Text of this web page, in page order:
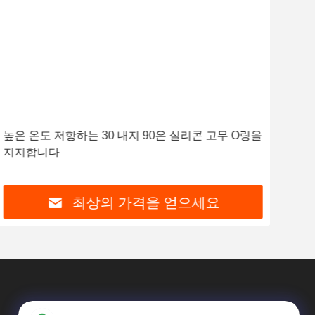
높은 온도 저항하는 30 내지 90은 실리콘 고무 O링을
지지합니다
최상의 가격을 얻으세요